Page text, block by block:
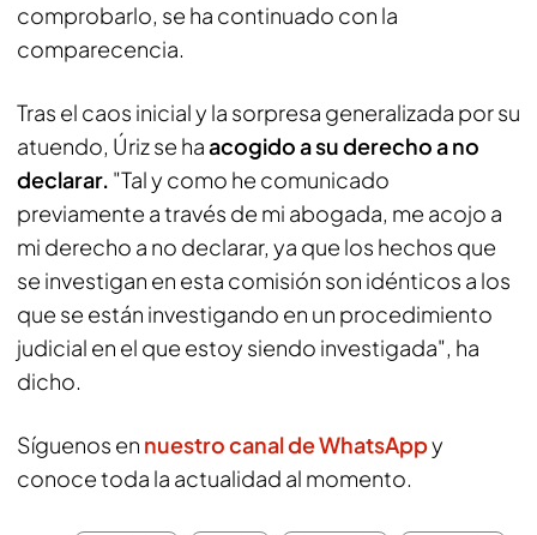
comprobarlo, se ha continuado con la
comparecencia.
Tras el caos inicial y la sorpresa generalizada por su
atuendo, Úriz se haacogido a su derecho a no
declarar. "Tal y como he comunicado
previamente a través de mi abogada, me acojo a
mi derecho a no declarar, ya que los hechos que
se investigan en esta comisión son idénticos a los
que se están investigando en un procedimiento
judicial en el que estoy siendo investigada", ha
dicho.
Síguenos en nuestro canal de WhatsAppy
conoce toda la actualidad al momento.